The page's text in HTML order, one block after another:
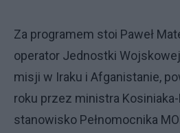
Za programem stoi Paweł
operator Jednostki
misji w Iraku i Afganistanie,
roku przez ministra
stanowisko Pełnomocnika